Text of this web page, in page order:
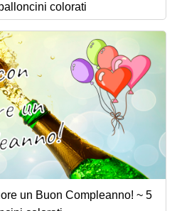
colorati
un Buon Compleanno! ~ 5